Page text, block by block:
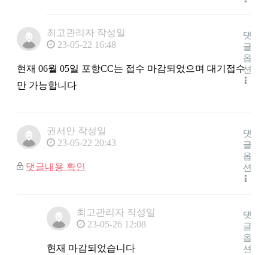
최고관리자 작성일
23-05-22 16:48
현재 06월 05일 포항CC는 접수 마감되었으며 대기접수
만 가능합니다
댓
글
옵
션
권서안 작성일
23-05-22 20:43
댓글내용 확인
댓
글
옵
션
최고관리자 작성일
23-05-26 12:08
현재 마감되었습니다
댓
글
옵
션